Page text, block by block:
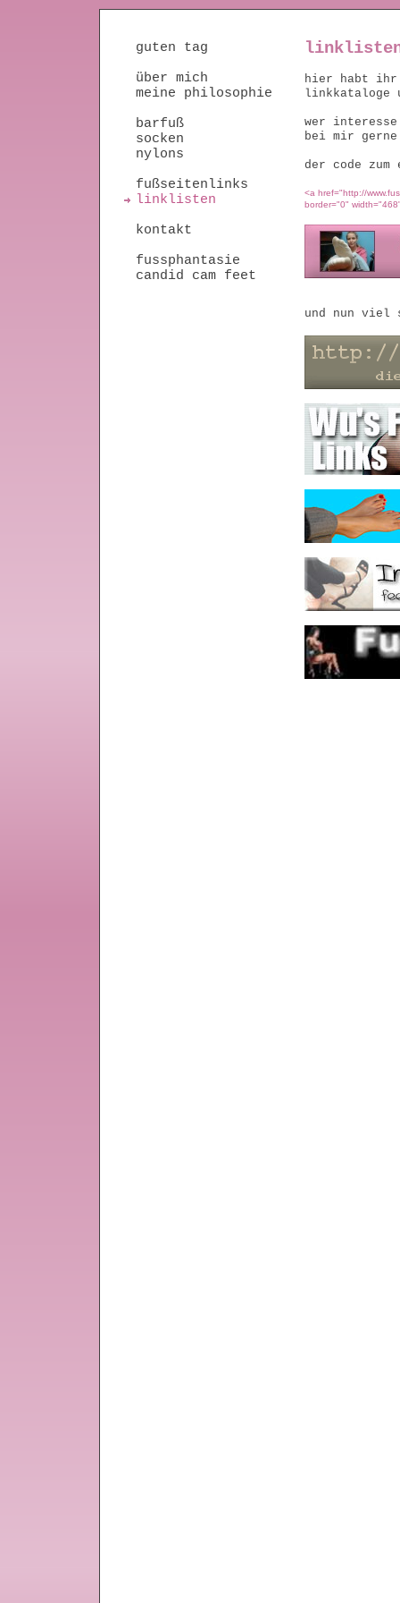
guten tag
über mich
meine philosophie
barfuß
socken
nylons
fußseitenlinks
linklisten
kontakt
fussphantasie
candid cam feet
hier habt ihr
linkkataloge
wer
bei mir
der code
<a href="http://
border="0"
und nun viel